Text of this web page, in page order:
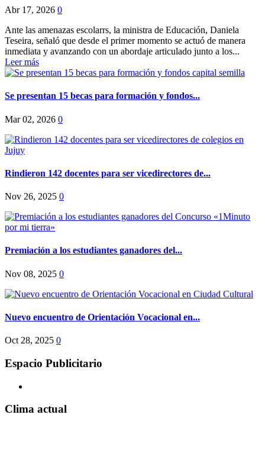
Abr 17, 2026 0
Ante las amenazas escolarrs, la ministra de Educación, Daniela
Teseira, señaló que desde el primer momento se actuó de manera
inmediata y avanzando con un abordaje articulado junto a los...
Leer más
Se presentan 15 becas para formación y fondos...
Mar 02, 2026 0
Rindieron 142 docentes para ser vicedirectores de...
Nov 26, 2025 0
Premiación a los estudiantes ganadores del...
Nov 08, 2025 0
Nuevo encuentro de Orientación Vocacional en...
Oct 28, 2025 0
Espacio Publicitario
Clima actual